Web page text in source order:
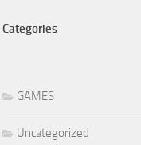
Categories
GAMES
Uncategorized